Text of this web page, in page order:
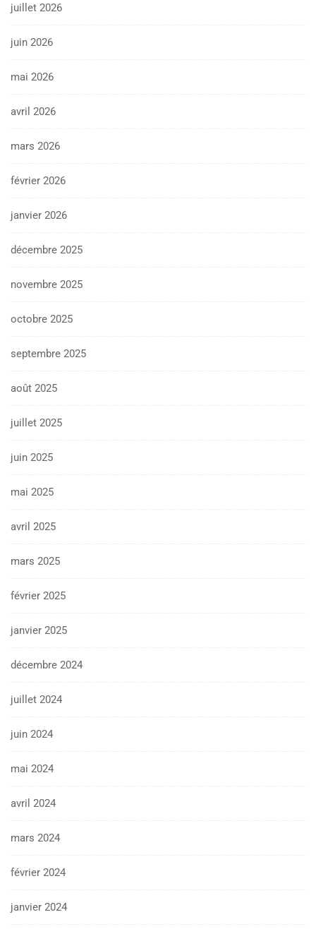
juillet 2026
juin 2026
mai 2026
avril 2026
mars 2026
février 2026
janvier 2026
décembre 2025
novembre 2025
octobre 2025
septembre 2025
août 2025
juillet 2025
juin 2025
mai 2025
avril 2025
mars 2025
février 2025
janvier 2025
décembre 2024
juillet 2024
juin 2024
mai 2024
avril 2024
mars 2024
février 2024
janvier 2024